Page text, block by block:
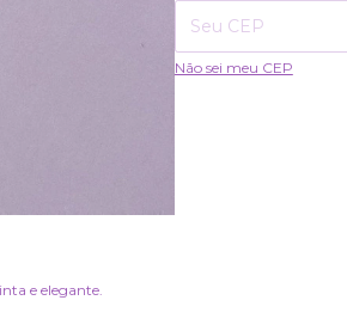
Não sei meu CEP
e elegante.